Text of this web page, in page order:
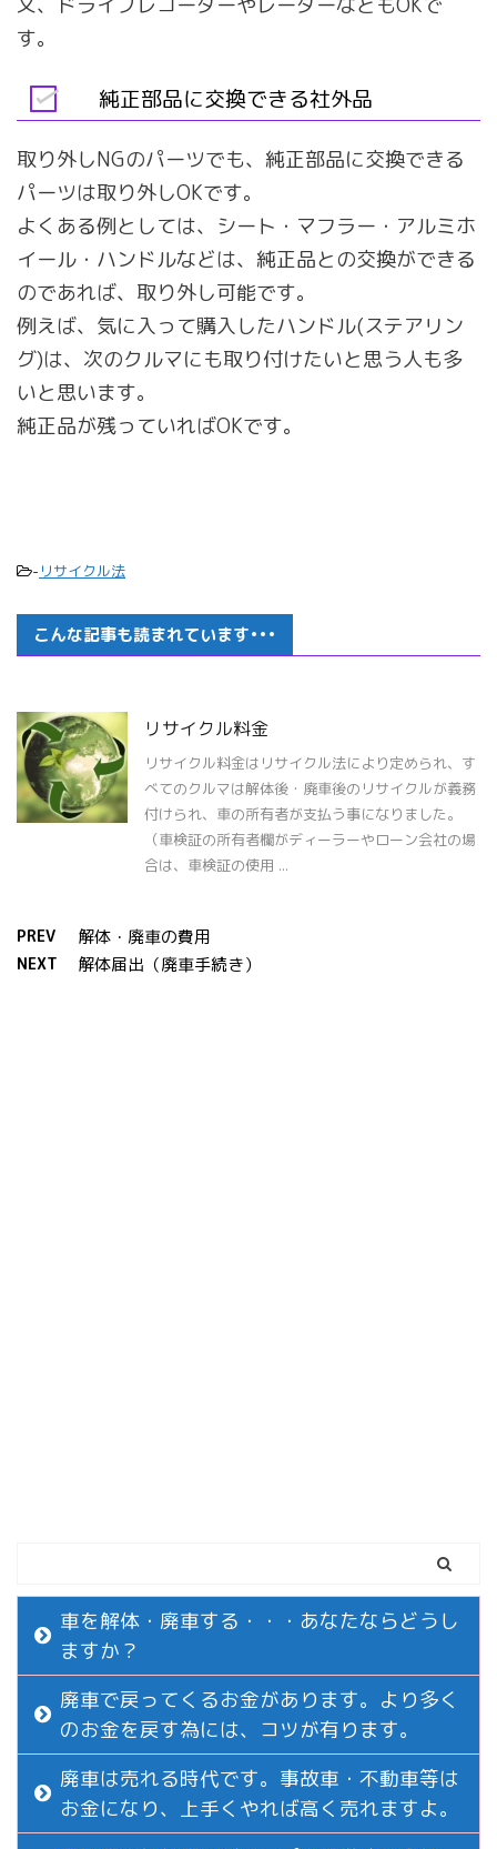
す。
純正部品に交換できる社外品
取り外しNGのパーツでも、純正部品に交換できる
パーツは取り外しOKです。
よくある例としては、シート・マフラー・アルミホ
イール・ハンドルなどは、純正品との交換ができる
のであれば、取り外し可能です。
例えば、気に入って購入したハンドル(ステアリン
グ)は、次のクルマにも取り付けたいと思う人も多
いと思います。
純正品が残っていればOKです。
- リサイクル法
こんな記事も読まれています•••
リサイクル料金
リサイクル料金はリサイクル法により定められ、す
べてのクルマは解体後・廃車後のリサイクルが義務
付けられ、車の所有者が支払う事になりました。
（車検証の所有者欄がディーラーやローン会社の場
合は、車検証の使用 ...
PREV 解体・廃車の費用
NEXT 解体届出（廃車手続き）
車を解体・廃車する・・・あなたならどうし
ますか？
廃車で戻ってくるお金があります。より多く
のお金を戻す為には、コツが有ります。
廃車は売れる時代です。事故車・不動車等は
お金になり、上手くやれば高く売れますよ。